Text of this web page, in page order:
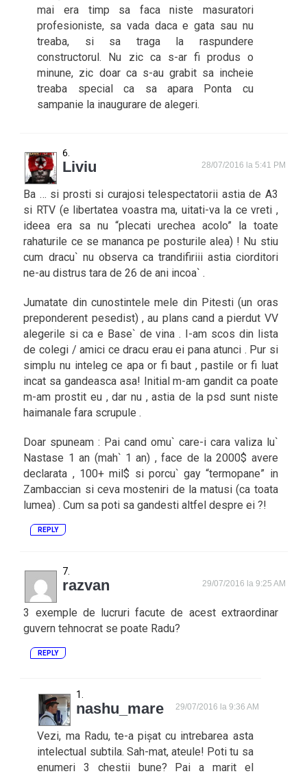
mai era timp sa faca niste masuratori
profesioniste, sa vada daca e gata sau nu
treaba, si sa traga la raspundere
constructorul. Nu zic ca s-ar fi produs o
minune, zic doar ca s-au grabit sa incheie
treaba special ca sa apara Ponta cu
sampanie la inaugurare de alegeri.
Liviu 28/07/2016 la 5:41 PM
Ba … si prosti si curajosi telespectatorii astia de A3
si RTV (e libertatea voastra ma, uitati-va la ce vreti ,
ideea era sa nu “plecati urechea acolo” la toate
rahaturile ce se mananca pe posturile alea) ! Nu stiu
cum dracu` nu observa ca trandifiriii astia ciorditori
ne-au distrus tara de 26 de ani incoa` .
Jumatate din cunostintele mele din Pitesti (un oras
preponderent pesedist) , au plans cand a pierdut VV
alegerile si ca e Base` de vina . I-am scos din lista
de colegi / amici ce dracu erau ei pana atunci . Pur si
simplu nu inteleg ce apa or fi baut , pastile or fi luat
incat sa gandeasca asa! Initial m-am gandit ca poate
m-am prostit eu , dar nu , astia de la psd sunt niste
haimanale fara scrupule .
Doar spuneam : Pai cand omu` care-i cara valiza lu`
Nastase 1 an (mah` 1 an) , face de la 2000$ avere
declarata , 100+ mil$ si porcu` gay “termopane” in
Zambaccian si ceva mosteniri de la matusi (ca toata
lumea) . Cum sa poti sa gandesti altfel despre ei ?!
REPLY
razvan 29/07/2016 la 9:25 AM
3 exemple de lucruri facute de acest extraordinar
guvern tehnocrat se poate Radu?
REPLY
nashu_mare 29/07/2016 la 9:36 AM
Vezi, ma Radu, te-a pișat cu intrebarea asta
intelectual subtila. Sah-mat, ateule! Poti tu sa
enumeri 3 chestii bune? Pai a marit el